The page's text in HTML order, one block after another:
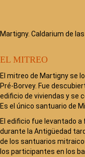
Martigny. Caldarium de
EL MITREO
El mitreo de Martigny se
Pré-Borvey. Fue
edificio de viviendas y se
Es el único santuario de
El edificio fue levantado a
durante la Antigüedad
de los santuarios
los participantes en los